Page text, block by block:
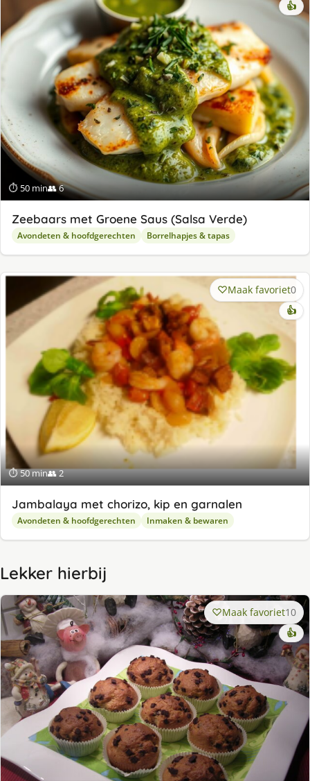
⏱ 50 min👥 6
👍
Zeebaars met Groene Saus (Salsa Verde)
Avondeten & hoofdgerechten Borrelhapjes & tapas
⏱ 50 min👥 2
Maak favoriet0
👍
Jambalaya met chorizo, kip en garnalen
Avondeten & hoofdgerechten Inmaken & bewaren
Lekker hierbij
Maak favoriet10
👍